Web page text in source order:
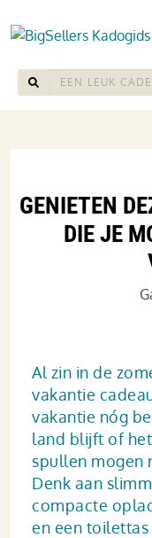
GENIETEN
DIE JE
Al zin in de
vakantie
vakantie nóg
land blijft of
spullen mogen
Denk aan
compacte
en een